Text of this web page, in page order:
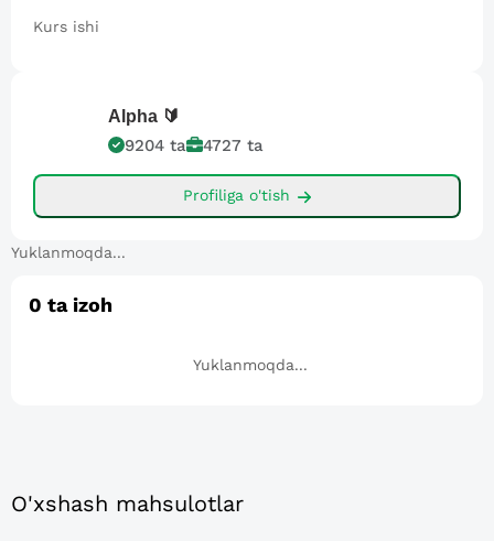
Kurs ishi
Alpha 🔰
9204 ta 4727 ta
Profiliga o'tish
Yuklanmoqda...
0 ta izoh
Yuklanmoqda...
O'xshash mahsulotlar